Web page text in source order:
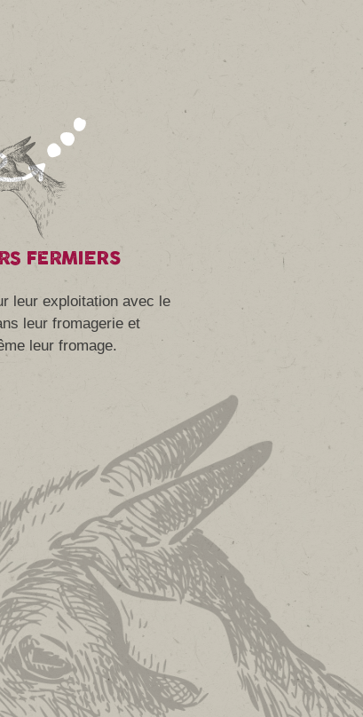
FERMIERS
leur exploitation avec le
leur fromagerie et
leur fromage.